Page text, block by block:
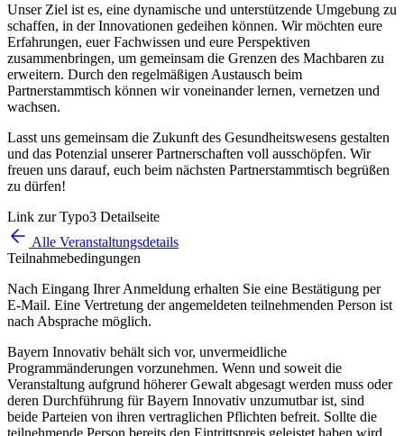
Unser Ziel ist es, eine dynamische und unterstützende Umgebung zu
schaffen, in der Innovationen gedeihen können. Wir möchten eure
Erfahrungen, euer Fachwissen und eure Perspektiven
zusammenbringen, um gemeinsam die Grenzen des Machbaren zu
erweitern. Durch den regelmäßigen Austausch beim
Partnerstammtisch können wir voneinander lernen, vernetzen und
wachsen.
Lasst uns gemeinsam die Zukunft des Gesundheitswesens gestalten
und das Potenzial unserer Partnerschaften voll ausschöpfen. Wir
freuen uns darauf, euch beim nächsten Partnerstammtisch begrüßen
zu dürfen!
Link zur Typo3 Detailseite
Alle Veranstaltungsdetails
Teilnahmebedingungen
Nach Eingang Ihrer Anmeldung erhalten Sie eine Bestätigung per
E-Mail. Eine Vertretung der angemeldeten teilnehmenden Person ist
nach Absprache möglich.
Bayern Innovativ behält sich vor, unvermeidliche
Programmänderungen vorzunehmen. Wenn und soweit die
Veranstaltung aufgrund höherer Gewalt abgesagt werden muss oder
deren Durchführung für Bayern Innovativ unzumutbar ist, sind
beide Parteien von ihren vertraglichen Pflichten befreit. Sollte die
teilnehmende Person bereits den Eintrittspreis geleistet haben wird